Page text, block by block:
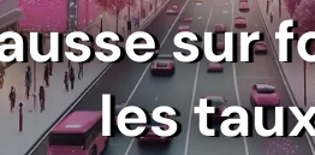
sur
les